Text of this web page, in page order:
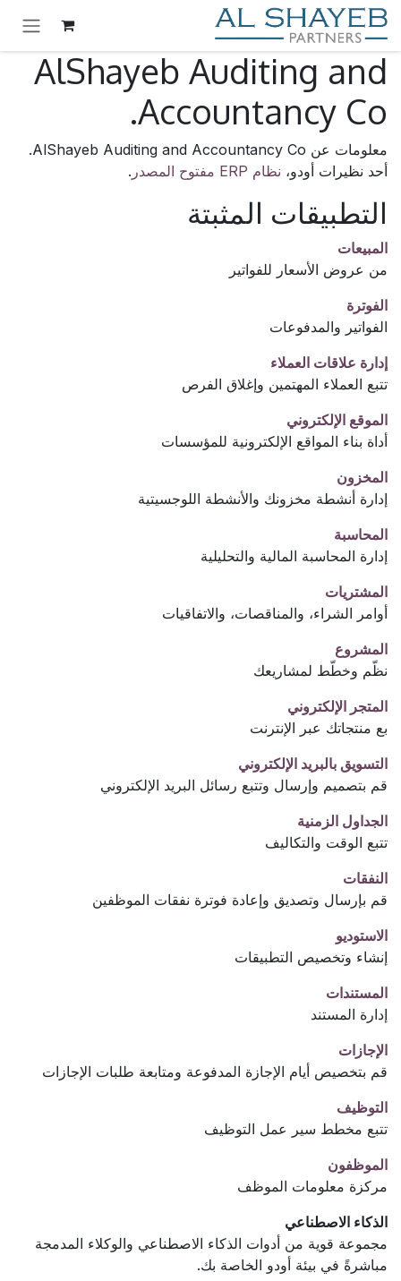
تخطي للذهاب إلى المحتوى
AlShayeb Auditing and
Accountancy Co.
معلومات عن AlShayeb Auditing and Accountancy Co.
أحد نظيرات أودو، نظام ERP مفتوح المصدر .
التطبيقات المثبتة
المبيعات
من عروض الأسعار للفواتير
الفوترة
الفواتير والمدفوعات
إدارة علاقات العملاء
تتبع العملاء المهتمين وإغلاق الفرص
الموقع الإلكتروني
أداة بناء المواقع الإلكترونية للمؤسسات
المخزون
إدارة أنشطة مخزونك والأنشطة اللوجسيتية
المحاسبة
إدارة المحاسبة المالية والتحليلية
المشتريات
أوامر الشراء، والمناقصات، والاتفاقيات
المشروع
نظّم وخطّط لمشاريعك
المتجر الإلكتروني
بع منتجاتك عبر الإنترنت
التسويق بالبريد الإلكتروني
قم بتصميم وإرسال وتتبع رسائل البريد الإلكتروني
الجداول الزمنية
تتبع الوقت والتكاليف
النفقات
قم بإرسال وتصديق وإعادة فوترة نفقات الموظفين
الاستوديو
إنشاء وتخصيص التطبيقات
المستندات
إدارة المستند
الإجازات
قم بتخصيص أيام الإجازة المدفوعة ومتابعة طلبات الإجازات
التوظيف
تتبع مخطط سير عمل التوظيف
الموظفون
مركزة معلومات الموظف
الذكاء الاصطناعي
مجموعة قوية من أدوات الذكاء الاصطناعي والوكلاء المدمجة
مباشرةً في بيئة أودو الخاصة بك.